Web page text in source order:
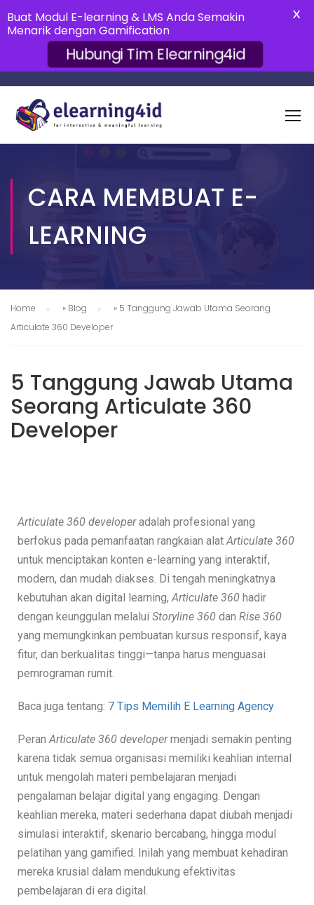
CARA MEMBUAT E-
LEARNING
Home » Blog » 5 Tanggung Jawab Utama Seorang
Articulate 360 Developer
5 Tanggung Jawab Utama
Seorang Articulate 360
Developer
Articulate 360 developeradalah profesional yang
berfokus pada pemanfaatan rangkaian alatArticulate 360
untuk menciptakan konten e-learning yang interaktif,
modern, dan mudah diakses. Di tengah meningkatnya
kebutuhan akan digital learning,Articulate 360 hadir
dengan keunggulan melalui Storyline 360 dan Rise 360
yang memungkinkan pembuatan kursus responsif, kaya
fitur, dan berkualitas tinggi—tanpa harus menguasai
pemrograman rumit.
Baca juga tentang: 7 Tips Memilih E Learning Agency
PeranArticulate 360 developermenjadi semakin penting
karena tidak semua organisasi memiliki keahlian internal
untuk mengolah materi pembelajaran menjadi
pengalaman belajar digital yang engaging. Dengan
keahlian mereka, materi sederhana dapat diubah menjadi
simulasi interaktif, skenario bercabang, hingga modul
pelatihan yang gamified. Inilah yang membuat kehadiran
mereka krusial dalam mendukung efektivitas
pembelajaran di era digital.
Buat Modul E-learning & LMS Anda Semakin
Menarik dengan Gamification
Hubungi Tim Elearning4id
X